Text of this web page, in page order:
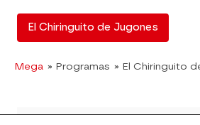
El Chiringuito de Jugones
Mega » Programas » El Chiringuito